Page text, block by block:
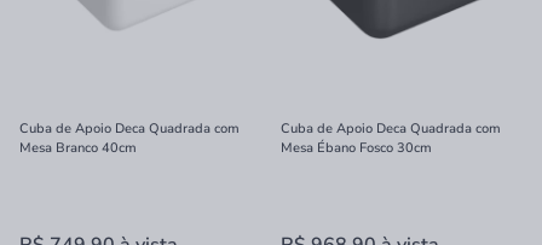
Cuba de Apoio Deca Quadrada com
Mesa Branco 40cm
Cuba de Apoio Deca Quadrada com
Mesa Ébano Fosco 30cm